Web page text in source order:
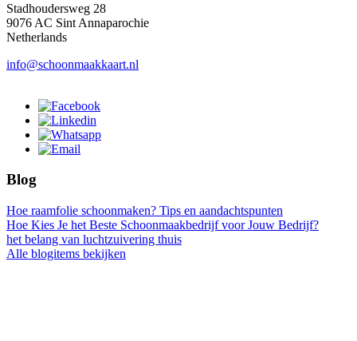
Stadhoudersweg 28
9076 AC Sint Annaparochie
Netherlands
info@schoonmaakkaart.nl
Blog
Hoe raamfolie schoonmaken? Tips en aandachtspunten
Hoe Kies Je het Beste Schoonmaakbedrijf voor Jouw Bedrijf?
het belang van luchtzuivering thuis
Alle blogitems bekijken